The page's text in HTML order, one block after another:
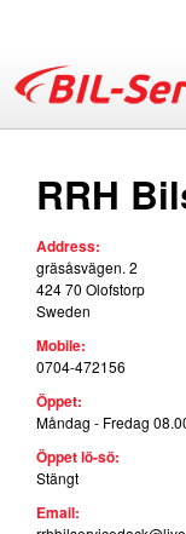
to
S
RRH
Address:
gräsåsvägen. 2
424 70 Olofstorp
Sweden
Mobile:
0704-472156
Öppet:
Måndag - Fredag
Öppet lö-sö:
Stängt
Email: